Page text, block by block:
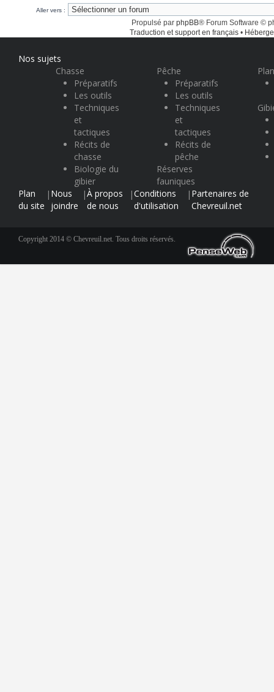
Aller vers :
Propulsé par phpBB® Forum Software ©
Traduction et support en français •
Nos sujets
Chasse
Préparatifs
Les outils
Techniques
et
tactiques
Récits de
chasse
Biologie du
gibier
Pêche
Préparatifs
Les outils
Techniques
et
tactiques
Récits de
pêche
Réserves
fauniques
Plan
du site
| Nous
joindre
|À propos
de nous
|Conditions
d'utilisation
| Partenaires de
Chevreuil.net
Copyright 2014 © Chevreuil.net. Tous droits réservés.